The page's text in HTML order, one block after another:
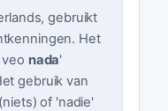
gebruikt
Het
nada'
gebruik van
of 'nadie'